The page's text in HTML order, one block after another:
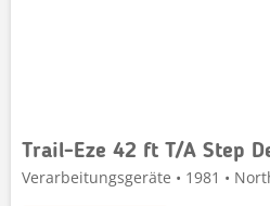
Trail-Eze 42 ft T/A Step
Verarbeitungsgeräte • 1981 •